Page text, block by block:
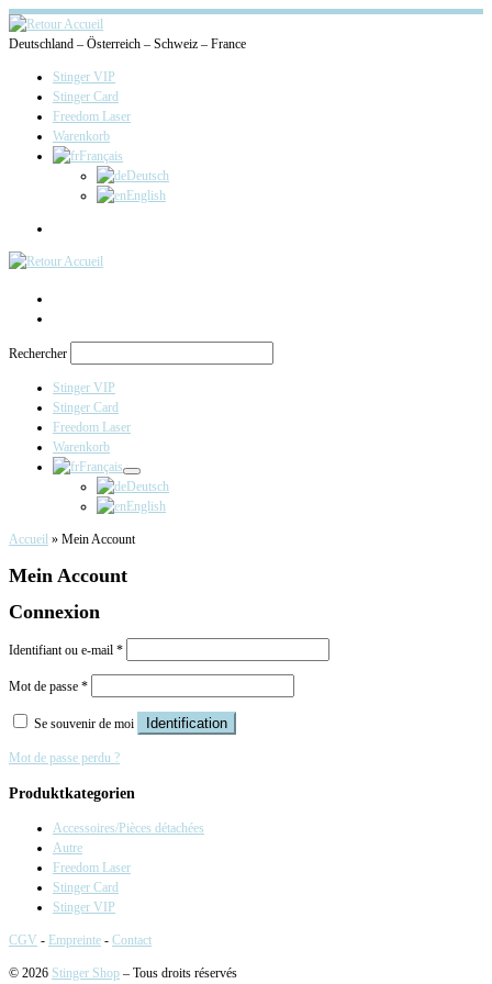
Deutschland – Österreich – Schweiz – France
Stinger VIP
Stinger Card
Freedom Laser
Warenkorb
Français
Deutsch
English
Rechercher
Stinger VIP
Stinger Card
Freedom Laser
Warenkorb
Français
Deutsch
English
Accueil » Mein Account
Mein Account
Connexion
Identifiant ou e-mail *
Mot de passe *
Se souvenir de moi Identification
Mot de passe perdu ?
Produktkategorien
Accessoires/Pièces détachées
Autre
Freedom Laser
Stinger Card
Stinger VIP
CGV - Empreinte - Contact
© 2026 Stinger Shop – Tous droits réservés